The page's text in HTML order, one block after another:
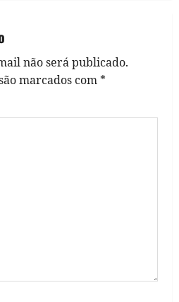
não será publicado.
marcados com *